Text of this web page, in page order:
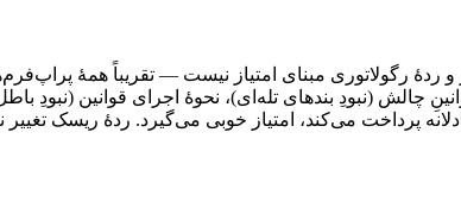
رگولاتوری مبنای امتیاز نیست — تقریباً همهٔ
چالش (نبودِ بندهای تله‌ای)، نحوهٔ اجرای قوانین (نبودِ
پرداخت می‌کند، امتیاز خوبی می‌گیرد. ردهٔ ریسک تغییر